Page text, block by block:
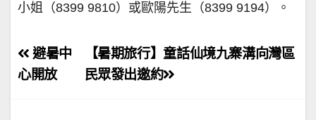
小姐（8399 9810）或歐陽先生（8399 9194）。
文
章
【暑期旅行】童話仙境九寨溝向灣區
民眾發出邀約
避暑中
心開放